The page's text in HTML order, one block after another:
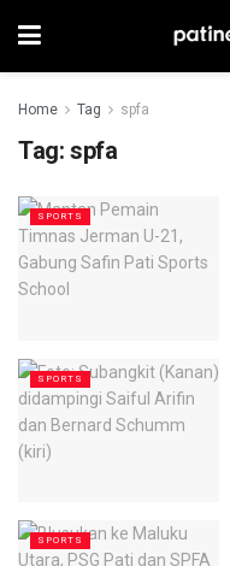
Home Tag spfa
Tag: spfa
SPORTS
SPORTS
SPORTS